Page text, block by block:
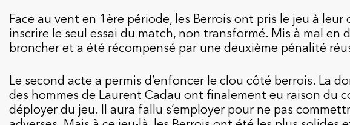
Face au vent en 1ère période, les Berrois ont pris le jeu à
inscrire le seul essai du match, non transformé. Mis à mal en
broncher et a été récompensé par une deuxième pénalité
Le second acte a permis d’enfoncer le clou côté berrois. La
des hommes de Laurent Cadau ont finalement eu raison du
déployer du jeu. Il aura fallu s’employer pour ne pas